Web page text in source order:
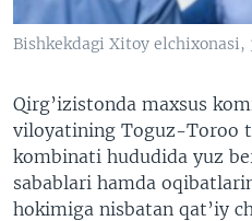
SOUNDCLOUD
VOA
Bishkekdagi Xitoy
Qirg’izistonda maxsus
viloyatining Toguz-Toroo
kombinati hududida yuz
sabablari hamda
hokimiga nisbatan qat’iy